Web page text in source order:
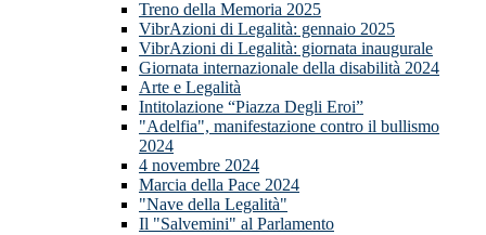
Treno della Memoria 2025
VibrAzioni di Legalità: gennaio 2025
VibrAzioni di Legalità: giornata inaugurale
Giornata internazionale della disabilità 2024
Arte e Legalità
Intitolazione “Piazza Degli Eroi”
"Adelfia", manifestazione contro il bullismo
2024
4 novembre 2024
Marcia della Pace 2024
"Nave della Legalità"
Il "Salvemini" al Parlamento